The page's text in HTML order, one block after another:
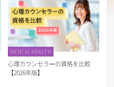
MENTAL HEALTH
心理カウンセラーの資格を比較
【2026年版】